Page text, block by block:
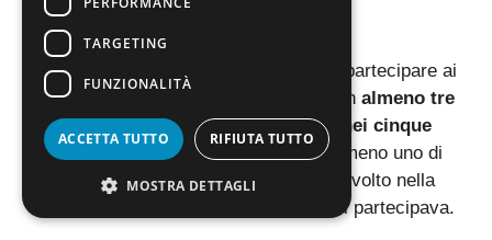
determinato.
Da sottolineare, inoltre, che potevano partecipare ai
concorsi a cattedra anche i docenti con almeno tre
anni di servizio nelle scuole statali nei cinque
anni precedenti . A patto, però, che almeno uno di
questi tre anni di servizio fosse stato svolto nella
specifica classe di concorso per cui si partecipava.
TARGETING
FUNZIONALITÀ
ACCETTA TUTTO RIFIUTA TUTTO
MOSTRA DETTAGLI